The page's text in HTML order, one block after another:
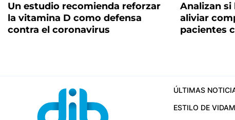
Un estudio recomienda reforzar
la vitamina D como defensa
contra el coronavirus
Analizan si
aliviar
pacientes
ÚLTIMAS
ESTILO DE VIDA